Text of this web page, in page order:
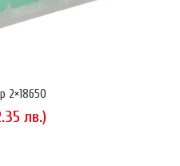
2×18650
лв.)